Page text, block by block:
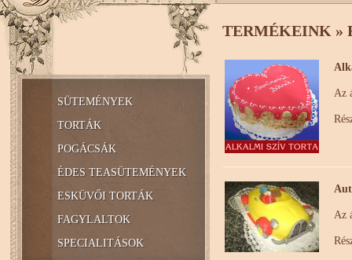
SÜTEMÉNYEK
TORTÁK
POGÁCSÁK
ÉDES TEASÜTEMÉNYEK
ESKÜVŐI TORTÁK
FAGYLALTOK
SPECIALITÁSOK
TERMÉKEINK »
Az
Az